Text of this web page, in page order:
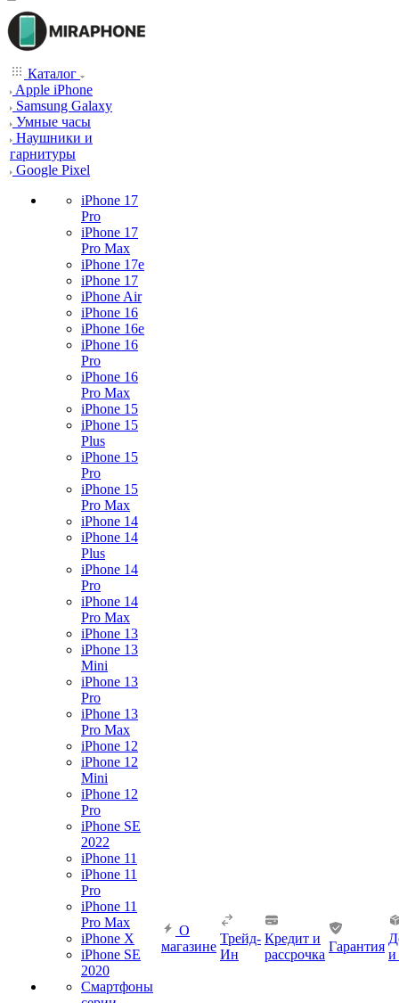
Каталог
Apple iPhone
Samsung Galaxy
Умные часы
Наушники и
гарнитуры
Google Pixel
iPhone 17
Pro
iPhone 17
Pro Max
iPhone 17e
iPhone 17
iPhone Air
iPhone 16
iPhone 16e
iPhone 16
Pro
iPhone 16
Pro Max
iPhone 15
iPhone 15
Plus
iPhone 15
Pro
iPhone 15
Pro Max
iPhone 14
iPhone 14
Plus
iPhone 14
Pro
iPhone 14
Pro Max
iPhone 13
iPhone 13
Mini
iPhone 13
Pro
iPhone 13
Pro Max
iPhone 12
iPhone 12
Mini
iPhone 12
Pro
iPhone SE
2022
iPhone 11
iPhone 11
Pro
iPhone 11
Pro Max
iPhone X
iPhone SE
2020
Смартфоны
О
магазине
Трейд-
Ин
Кредит и
рассрочка
Гарантия
и